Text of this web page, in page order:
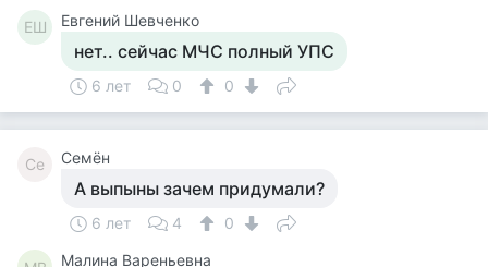
ЕШ Евгений Шевченко
нет.. сейчас МЧС полный УПС
6 лет 0 0
Се Семён
А выпыны зачем придумали?
6 лет 4 0
Малина Вареньевна